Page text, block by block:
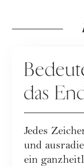
das
Jedes
und
ein